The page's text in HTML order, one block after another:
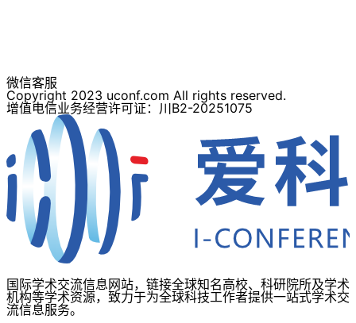
微信客服
Copyright 2023 uconf.com All rights reserved.
增值电信业务经营许可证：川B2-20251075
国际学术交流信息网站，链接全球知名高校、科研院所及学术
机构等学术资源，致力于为全球科技工作者提供一站式学术交
流信息服务。